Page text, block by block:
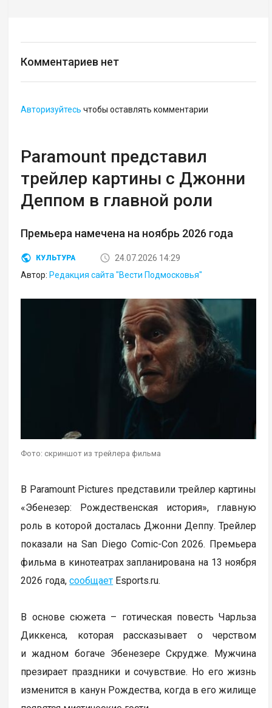
Комментариев нет
Авторизуйтесь чтобы оставлять комментарии
Paramount представил
трейлер картины с Джонни
Деппом в главной роли
Премьера намечена на ноябрь 2026 года
КУЛЬТУРА
24.07.2026 14:29
Автор: Редакция сайта "Вести Подмосковья"
Фото: скриншот из трейлера фильма
В Paramount Pictures представили трейлер картины
«Эбенезер: Рождественская история», главную
роль в которой досталась Джонни Деппу. Трейлер
показали на San Diego Comic-Con 2026. Премьера
фильма в кинотеатрах запланирована на 13 ноября
2026 года,сообщает Еsports.ru.
В основе сюжета – готическая повесть Чарльза
Диккенса, которая рассказывает о черством
и жадном богаче Эбенезере Скрудже. Мужчина
презирает праздники и сочувствие. Но его жизнь
изменится в канун Рождества, когда в его жилище